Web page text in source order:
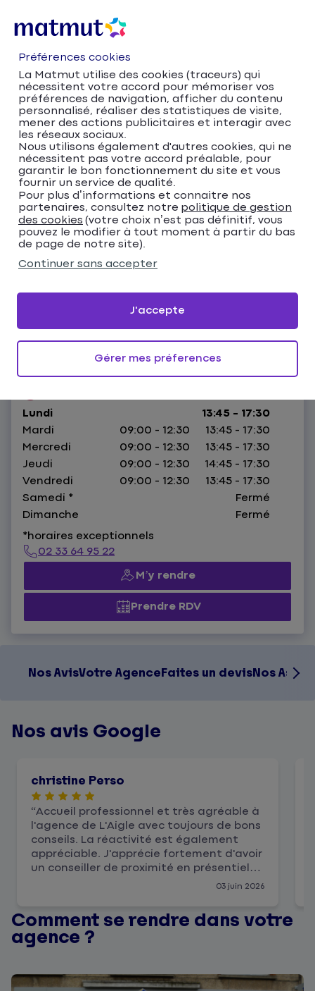
Accueil
Trouver votre agence Matmut
Normandie
Orne
Flers
Matmut Assurances 8 Rue Blin, Flers
Matmut Assurances 8
Rue Blin, Flers
Donnez votre avis
61100 Flers
Lundi
13:45 - 17:30
Mardi
09:00 - 12:30
13:45 - 17:30
Mercredi
09:00 - 12:30
13:45 - 17:30
Jeudi
09:00 - 12:30
14:45 - 17:30
Vendredi
09:00 - 12:30
13:45 - 17:30
Samedi *
Fermé
Dimanche
Fermé
*horaires exceptionnels
02 33 64 95 22
M’y rendre
Prendre RDV
Nos AvisVotre AgenceFaites un devisNos
Nos avis Google
christine Perso
03 juin 2026
Accueil professionnel et très agréable à
l'agence de L'Aigle avec toujours de bons
conseils. La réactivité est également
appréciable. J'apprécie fortement d'avoir
un conseiller de proximité en présentiel
Comment se rendre dans votre
agence ?
Préférences cookies
La Matmut utilise des cookies (traceurs) qui
nécessitent votre accord pour mémoriser vos
préférences de navigation, afficher du contenu
personnalisé, réaliser des statistiques de visite,
mener des actions publicitaires et interagir avec
les réseaux sociaux.
Nous utilisons également d'autres cookies, qui ne
nécessitent pas votre accord préalable, pour
garantir le bon fonctionnement du site et vous
fournir un service de qualité.
Pour plus d’informations et connaitre nos
partenaires, consultez notre politique de gestion
des cookies (votre choix n’est pas définitif, vous
pouvez le modifier à tout moment à partir du bas
de page de notre site).
Continuer sans accepter
Gérer mes préferences
J'accepte